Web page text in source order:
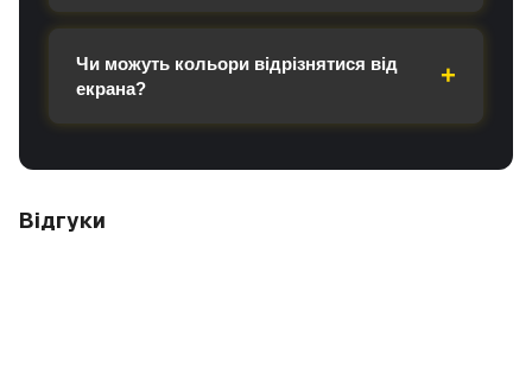
Чи можуть кольори відрізнятися від
екрана?
Відгуки